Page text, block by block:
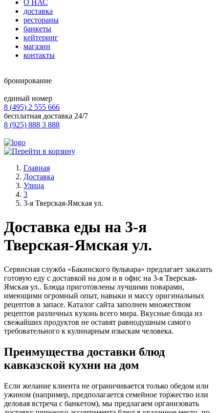
О НАС
доставка
рестораны
банкеты
кейтеринг
магазин
контакты
бронирование
единый номер
8 (495) 2 555 666
бесплатная доставка 24/7
8 (925) 888 3 888
Главная
Доставка
Улица
3
3-я Тверская-Ямская ул.
Доставка еды на 3-я
Тверская-Ямская ул.
Сервисная служба «Бакинского бульвара» предлагает заказать
готовую еду с доставкой на дом и в офис на 3-я Тверская-
Ямская ул.. Блюда приготовлены лучшими поварами,
имеющими огромный опыт, навыки и массу оригинальных
рецептов в запасе. Каталог сайта заполнен множеством
рецептов различных кухонь всего мира. Вкусные блюда из
свежайших продуктов не оставят равнодушным самого
требовательного к кулинарным изыскам человека.
Преимущества доставки блюд
кавказской кухни на дом
Если желание клиента не ограничивается только обедом или
ужином (например, предполагается семейное торжество или
деловая встреча с банкетом), мы предлагаем организовать